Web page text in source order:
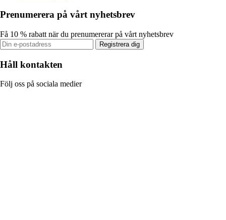
Prenumerera på vårt nyhetsbrev
Få 10 % rabatt när du prenumererar på vårt nyhetsbrev
Registrera dig
Håll kontakten
Följ oss på sociala medier